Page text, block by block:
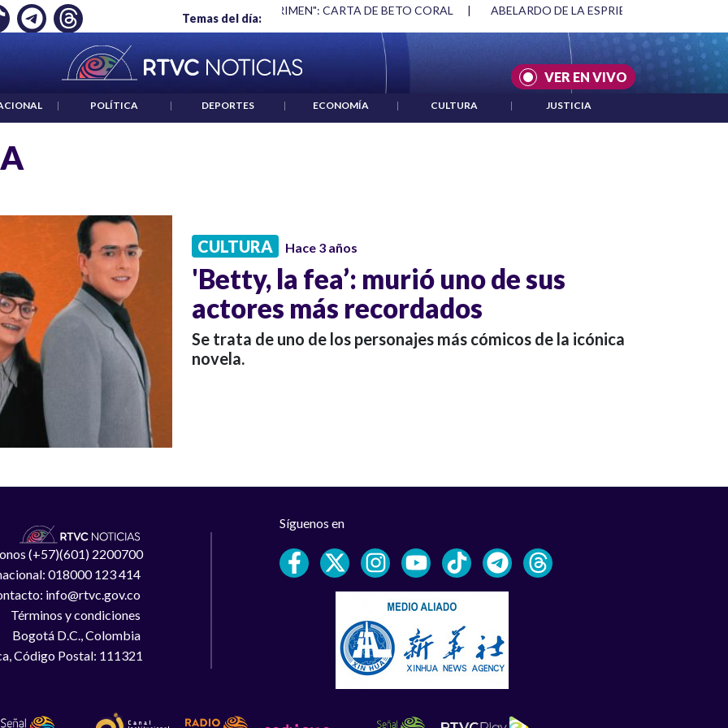
Temas del día:
EMPLEO: JP MORGAN "HABLAR NO ES UN CRIMEN": CARTA DE BETO CORAL | ABELARDO DE LA ESPRIELLA Y DMG
VER EN VIVO
| POLÍTICA | DEPORTES | ECONOMÍA | CULTURA | JUSTICIA
CULTURA Hace 3 años
'Betty, la fea’: murió uno de sus
actores más recordados
Se trata de uno de los personajes más cómicos de la icónica
novela.
(+57)(601) 2200700
018000 123 414
info@rtvc.gov.co
Términos y condiciones
Bogotá D.C., Colombia
Código Postal: 111321
Síguenos en